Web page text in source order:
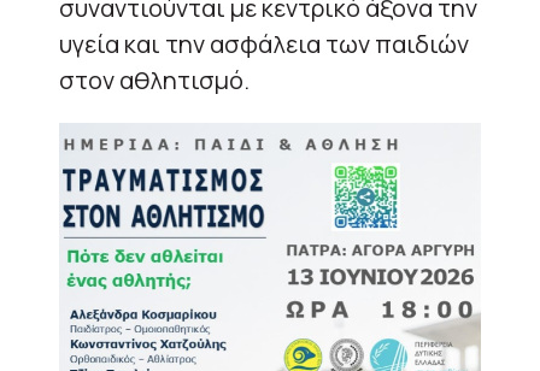
συναντιούνται με κεντρικό άξονα την
υγεία και την ασφάλεια των παιδιών
στον αθλητισμό.